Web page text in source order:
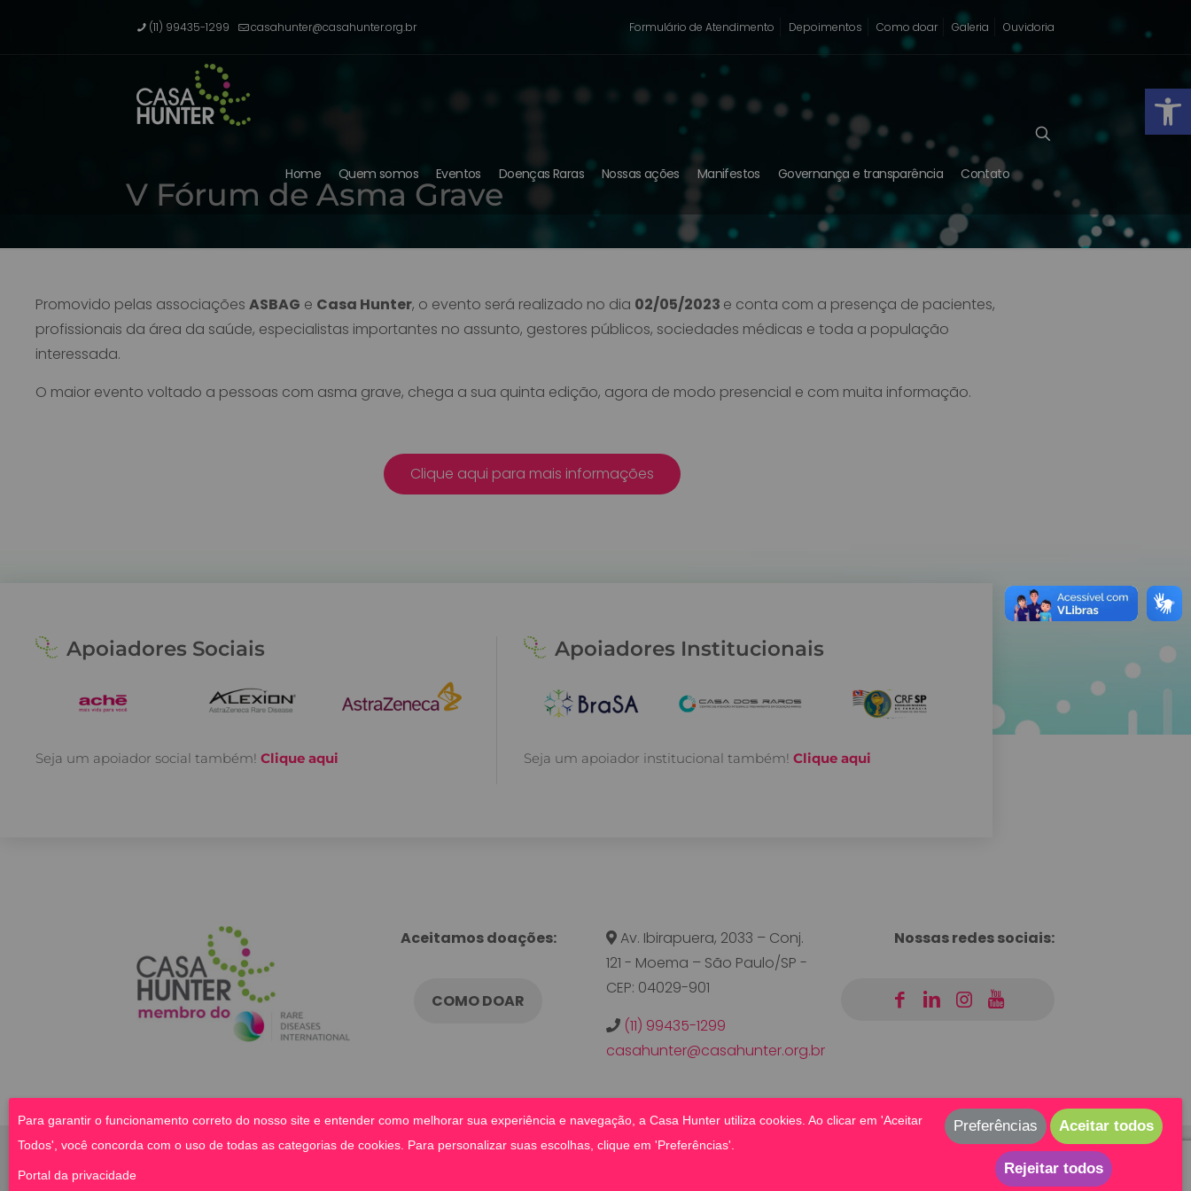
Para garantir o funcionamento correto do nosso site e entender como melhorar sua experiência e navegação, a Casa Hunter utiliza cookies. Ao clicar em 'Aceitar
Todos', você concorda com o uso de todas as categorias de cookies. Para personalizar suas escolhas, clique em 'Preferências'.
Portal da privacidade
Preferências Aceitar todos
Rejeitar todos
Abrir
(11) 99435-1299 casahunter@casahunter.org.br Formulário de Atendimento Depoimentos Como doar Galeria Ouvidoria
Home Quem somos Eventos Doenças Raras Nossas ações Manifestos Governança e transparência Contato
V Fórum de Asma Grave
Promovido pelas associações ASBAG e Casa Hunter, o evento será realizado no dia 02/05/2023 e conta com a presença de pacientes,
profissionais da área da saúde, especialistas importantes no assunto, gestores públicos, sociedades médicas e toda a população
interessada.
O maior evento voltado a pessoas com asma grave, chega a sua quinta edição, agora de modo presencial e com muita informação.
Clique aqui para mais informações
Apoiadores Sociais
Seja um apoiador social também! Clique aqui
Apoiadores Institucionais
Seja um apoiador institucional também! Clique aqui
Aceitamos doações:
COMO DOAR
Av. Ibirapuera, 2033 – Conj.
121 - Moema – São Paulo/SP -
CEP: 04029-901
(11) 99435-1299
casahunter@casahunter.org.br
Nossas redes sociais: